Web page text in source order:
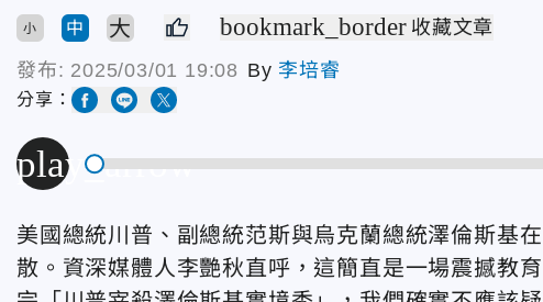
小 中 大 bookmark_border 收藏文章
發布: 2025/03/01 19:08 By 李培睿
分享：
play_arrow
美國總統川普、副總統范斯與烏克蘭總統澤倫斯基
散。資深媒體人李艷秋直呼，這簡直是一場震撼教